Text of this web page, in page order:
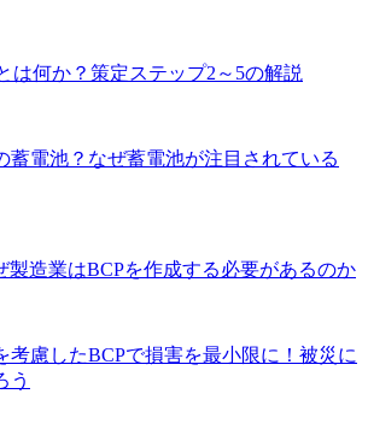
は何か？策定ステップ2～5の解説
蓄電池？なぜ蓄電池が注目されている
製造業はBCPを作成する必要があるのか
考慮したBCPで損害を最小限に！被災に
う